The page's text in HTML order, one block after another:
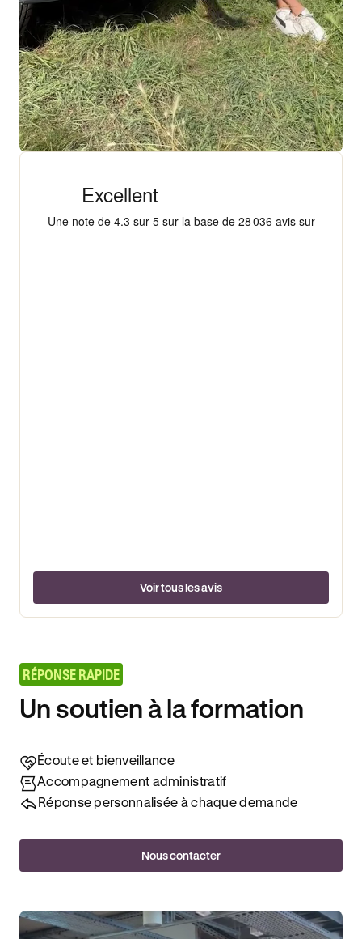
Voir tous les avis
RÉPONSE RAPIDE
Un soutien à la formation
Écoute et bienveillance
Accompagnement administratif
Réponse personnalisée à chaque demande
Nous contacter